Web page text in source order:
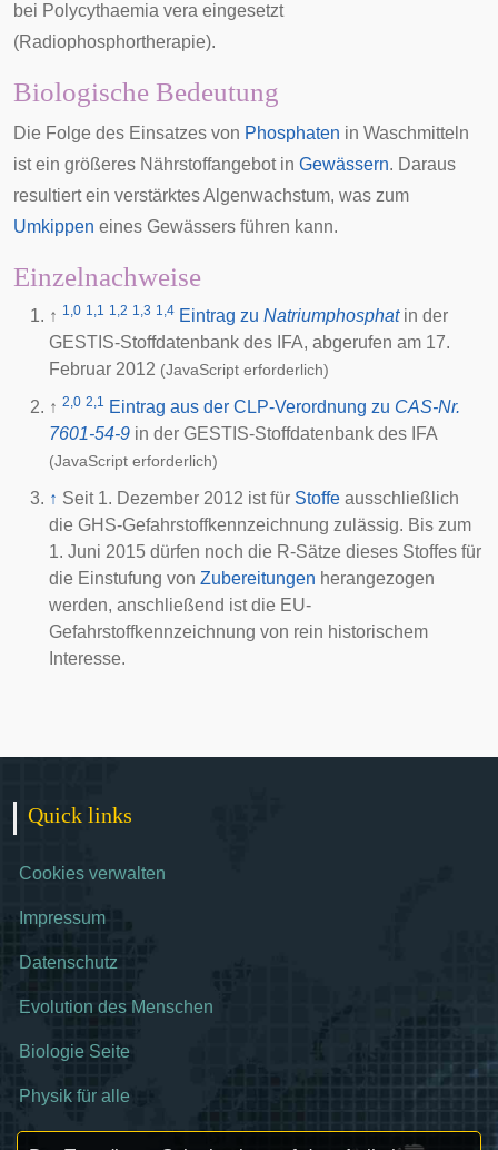
bei Polycythaemia vera eingesetzt
(Radiophosphortherapie).
Biologische Bedeutung
Die Folge des Einsatzes von Phosphaten in Waschmitteln
ist ein größeres Nährstoffangebot in Gewässern. Daraus
resultiert ein verstärktesAlgenwachstum, was zum
Umkippen eines Gewässers führen kann.
Einzelnachweise
↑ 1,0 1,1 1,2 1,3 1,4 Eintrag zu Natriumphosphatin der
GESTIS-Stoffdatenbank des IFA, abgerufen am 17.
Februar 2012 (JavaScript erforderlich)
↑ 2,0 2,1 Eintrag aus der CLP-Verordnung zu CAS-Nr.
7601-54-9 in der GESTIS-Stoffdatenbank des IFA
(JavaScript erforderlich)
↑ Seit 1. Dezember 2012 ist für Stoffe ausschließlich
die GHS-Gefahrstoffkennzeichnung zulässig. Bis zum
1. Juni 2015 dürfen noch die R-Sätze dieses Stoffes für
die Einstufung von Zubereitungen herangezogen
werden, anschließend ist die EU-
Gefahrstoffkennzeichnung von rein historischem
Interesse.
Quick links
Cookies verwalten
Impressum
Datenschutz
Evolution des Menschen
Biologie Seite
Physik für alle